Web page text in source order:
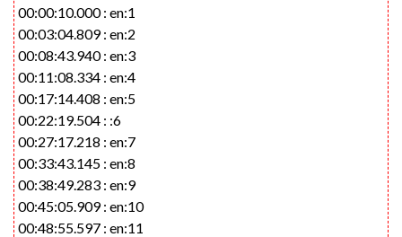
00:00:10.000 : en:1
00:03:04.809 : en:2
00:08:43.940 : en:3
00:11:08.334 : en:4
00:17:14.408 : en:5
00:22:19.504 : :6
00:27:17.218 : en:7
00:33:43.145 : en:8
00:38:49.283 : en:9
00:45:05.909 : en:10
00:48:55.597 : en:11